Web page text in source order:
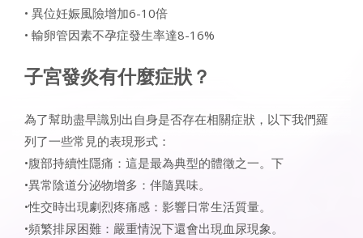
• 異位妊娠風險增加6-10倍
• 輸卵管因素不孕症發生率達8-16%
子宮發炎有什麼症狀？
為了幫助盡早識別出自身是否存在相關症狀，以下我們羅
列了一些常見的表現形式：
•腹部持續性隱痛：這是最為典型的體徵之一。下
•異常陰道分泌物增多：伴隨異味。
•性交時出現劇烈疼痛感：影響日常生活質量。
•頻繁排尿困難：嚴重情況下還會出現血尿現象。